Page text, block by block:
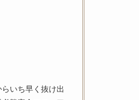
いち早く抜け出